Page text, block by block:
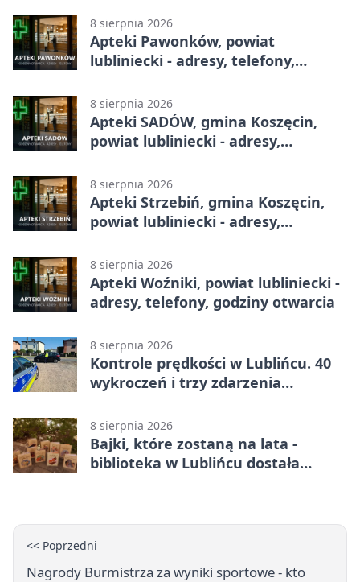
8 sierpnia 2026
Apteki Pawonków, powiat
lubliniecki - adresy, telefony,
8 sierpnia 2026
Apteki SADÓW, gmina Koszęcin,
powiat lubliniecki - adresy,
8 sierpnia 2026
Apteki Strzebiń, gmina Koszęcin,
powiat lubliniecki - adresy,
8 sierpnia 2026
Apteki Woźniki, powiat lubliniecki -
adresy, telefony, godziny otwarcia
8 sierpnia 2026
Kontrole prędkości w Lublińcu. 40
wykroczeń i trzy zdarzenia
8 sierpnia 2026
Bajki, które zostaną na lata -
biblioteka w Lublińcu dostała
<< Poprzedni
Nagrody Burmistrza za wyniki sportowe - kto